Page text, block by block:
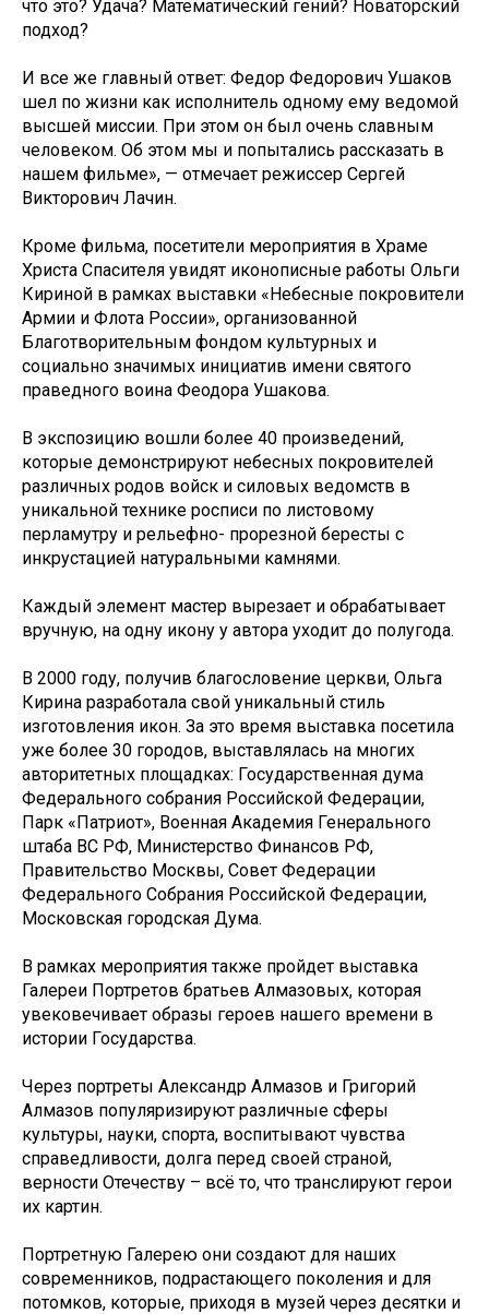
что это? Удача? Математический гений? Новаторский
подход?
И все же главный ответ: Федор Федорович Ушаков
шел по жизни как исполнитель одному ему ведомой
высшей миссии. При этом он был очень славным
человеком. Об этом мы и попытались рассказать в
нашем фильме», — отмечает режиссер Сергей
Викторович Лачин.
Кроме фильма, посетители мероприятия в Храме
Христа Спасителя увидят иконописные работы Ольги
Кириной в рамках выставки «Небесные покровители
Армии и Флота России», организованной
Благотворительным фондом культурных и
социально значимых инициатив имени святого
праведного воина Феодора Ушакова.
В экспозицию вошли более 40 произведений,
которые демонстрируют небесных покровителей
различных родов войск и силовых ведомств в
уникальной технике росписи по листовому
перламутру и рельефно- прорезной бересты с
инкрустацией натуральными камнями.
Каждый элемент мастер вырезает и обрабатывает
вручную, на одну икону у автора уходит до полугода.
В 2000 году, получив благословение церкви, Ольга
Кирина разработала свой уникальный стиль
изготовления икон. За это время выставка посетила
уже более 30 городов, выставлялась на многих
авторитетных площадках: Государственная дума
Федерального собрания Российской Федерации,
Парк «Патриот», Военная Академия Генерального
штаба ВС РФ, Министерство Финансов РФ,
Правительство Москвы, Совет Федерации
Федерального Собрания Российской Федерации,
Московская городская Дума.
В рамках мероприятия также пройдет выставка
Галереи Портретов братьев Алмазовых, которая
увековечивает образы героев нашего времени в
истории Государства.
Через портреты Александр Алмазов и Григорий
Алмазов популяризируют различные сферы
культуры, науки, спорта, воспитывают чувства
справедливости, долга перед своей страной,
верности Отечеству – всё то, что транслируют герои
их картин.
Портретную Галерею они создают для наших
современников, подрастающего поколения и для
потомков, которые, приходя в музей через десятки и